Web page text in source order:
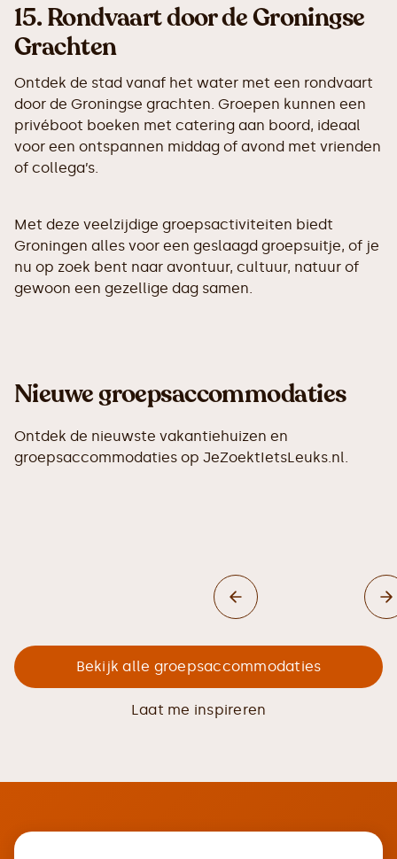
15.Rondvaart door de Groningse
Grachten
Ontdek de stad vanaf het water met een rondvaart
door de Groningse grachten. Groepen kunnen een
privéboot boeken met catering aan boord, ideaal
voor een ontspannen middag of avond met vrienden
of collega’s.
Met deze veelzijdige groepsactiviteiten biedt
Groningen alles voor een geslaagd groepsuitje, of je
nu op zoek bent naar avontuur, cultuur, natuur of
gewoon een gezellige dag samen.
Nieuwe groepsaccommodaties
Ontdek de nieuwste vakantiehuizen en
groepsaccommodaties op JeZoektIetsLeuks.nl.
Bekijk alle groepsaccommodaties
Laat me inspireren